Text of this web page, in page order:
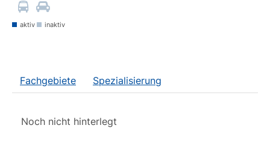
aktiv inaktiv
Fachgebiete Spezialisierung
Noch nicht hinterlegt